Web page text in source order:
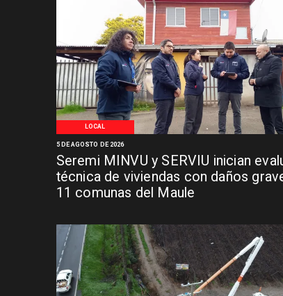
LOCAL
Seremi MINVU y SERVIU inician
técnica de viviendas con daños
11 comunas del Maule
5 DE AGOSTO DE 2026